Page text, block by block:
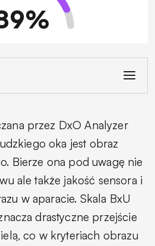
%
przez DxO Analyzer
oka jest obraz
Bierze ona pod uwagę nie
ale także jakość sensora i
w aparacie. Skala BxU
drastyczne przejście
co w kryteriach obrazu